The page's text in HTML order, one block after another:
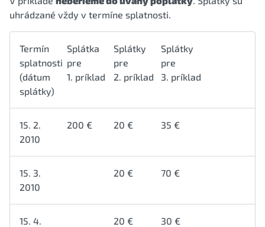
uhrádzané vždy v termíne splatnosti.
Termín
splatnosti
(dátum
splátky)
Splátka
pre
1. príklad
Splátky
pre
2. príklad
Splátky
pre
3. príklad
15. 2.
2010
200 € 20 € 35 €
15. 3.
2010
20 € 70 €
15. 4.
20 € 30 €